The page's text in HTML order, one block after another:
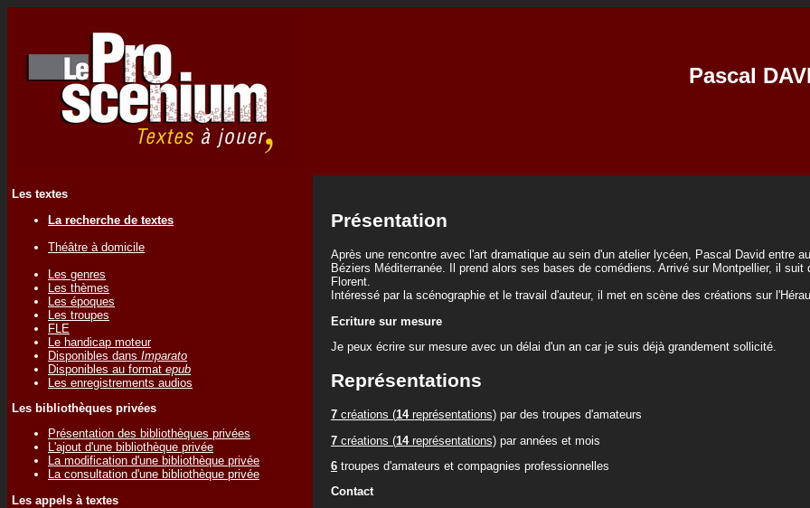
Pascal
Les textes
La recherche de textes
Théâtre à domicile
Les genres
Les thèmes
Les époques
Les troupes
FLE
Le handicap moteur
Disponibles dans Imparato
Disponibles au format epub
Les enregistrements audios
Les bibliothèques privées
Présentation des bibliothèques privées
L'ajout d'une bibliothèque privée
La modification d'une bibliothèque privée
La consultation d'une bibliothèque privée
Les appels à textes
Présentation
Après une rencontre avec l'art dramatique au sein d'un atelier lycéen, Pascal David entre
Béziers Méditerranée. Il prend alors ses bases de comédiens. Arrivé sur Montpellier, il suit
Florent.
Intéressé par la scénographie et le travail d'auteur, il met en scène des créations sur
Ecriture sur mesure
Je peux écrire sur mesure avec un délai d'un an car je suis déjà grandement sollicité.
Représentations
7 créations (14représentations) par des troupes d'amateurs
7 créations (14représentations) par années et mois
6 troupes d'amateurs et compagnies professionnelles
Contact